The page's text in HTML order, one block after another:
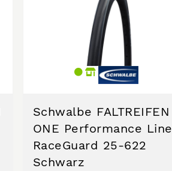
Schwalbe FALTREIFEN
ONE Performance Line
RaceGuard 25-622
Schwarz